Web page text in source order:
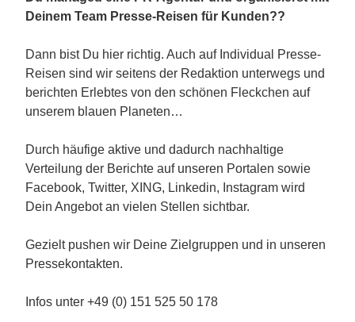
Deinem Team Presse-Reisen für Kunden??
Dann bist Du hier richtig. Auch auf Individual Presse-
Reisen sind wir seitens der Redaktion unterwegs und
berichten Erlebtes von den schönen Fleckchen auf
unserem blauen Planeten…
Durch häufige aktive und dadurch nachhaltige
Verteilung der Berichte auf unseren Portalen sowie
Facebook, Twitter, XING, Linkedin, Instagram wird
Dein Angebot an vielen Stellen sichtbar.
Gezielt pushen wir Deine Zielgruppen und in unseren
Pressekontakten.
Infos unter +49 (0) 151 525 50 178